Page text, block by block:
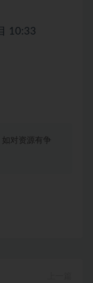
10:33
对资源有争